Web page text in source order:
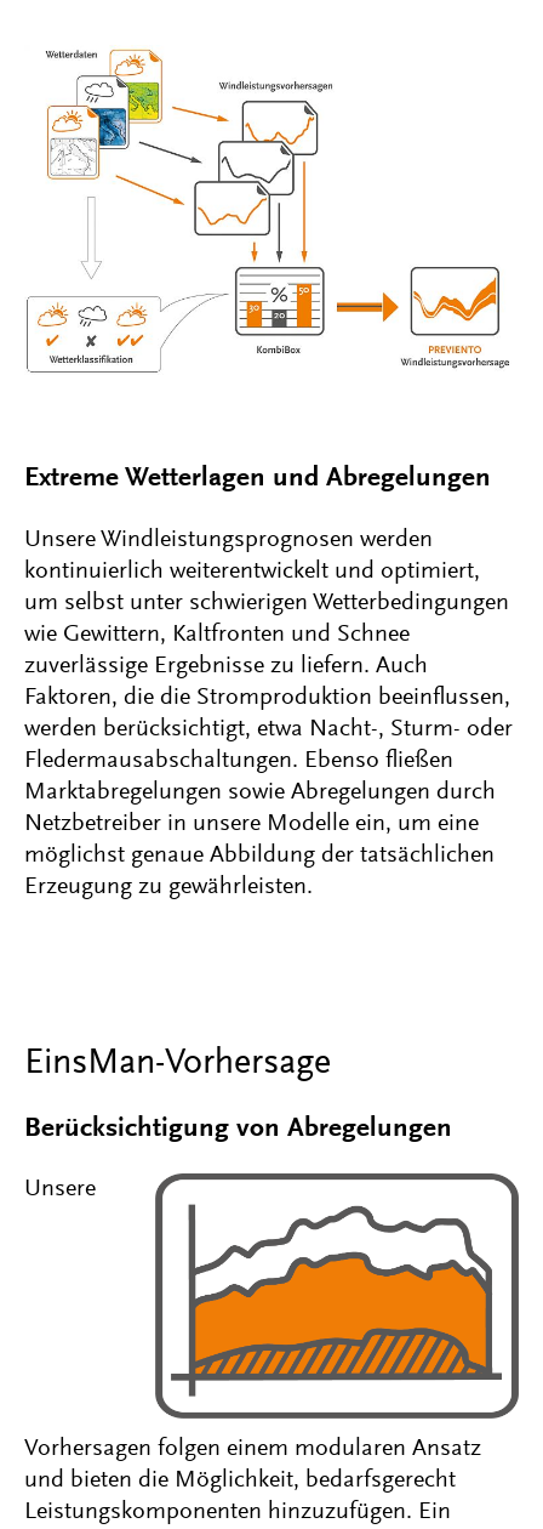
Extreme Wetterlagen und Abregelungen
Unsere Windleistungsprognosen werden
kontinuierlich weiterentwickelt und optimiert,
um selbst unter schwierigen Wetterbedingungen
wie Gewittern, Kaltfronten und Schnee
zuverlässige Ergebnisse zu liefern. Auch
Faktoren, die die Stromproduktion beeinflussen,
werden berücksichtigt, etwa Nacht-, Sturm- oder
Fledermausabschaltungen. Ebenso fließen
Marktabregelungen sowie Abregelungen durch
Netzbetreiber in unsere Modelle ein, um eine
möglichst genaue Abbildung der tatsächlichen
Erzeugung zu gewährleisten.
EinsMan-Vorhersage
Berücksichtigung von Abregelungen
Unsere
Vorhersagen folgen einem modularen Ansatz
und bieten die Möglichkeit, bedarfsgerecht
Leistungskomponenten hinzuzufügen. Ein